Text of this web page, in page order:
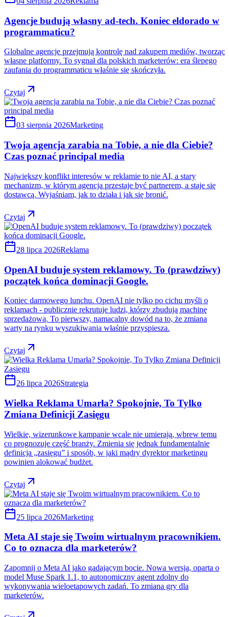
Agencje budują własny ad-tech. Koniec eldorado w
programmaticu?
Globalne agencje przejmują kontrolę nad zakupem mediów, tworząc
własne platformy. To sygnał dla polskich marketerów: era ślepego
zaufania do programmaticu właśnie się skończyła.
Czytaj
03 sierpnia 2026Marketing
Twoja agencja zarabia na Tobie, a nie dla Ciebie?
Czas poznać principal media
Największy konflikt interesów w reklamie to nie AI, a stary
mechanizm, w którym agencja przestaje być partnerem, a staje się
dostawcą. Wyjaśniam, jak to działa i jak się bronić.
Czytaj
28 lipca 2026Reklama
OpenAI buduje system reklamowy. To (prawdziwy)
początek końca dominacji Google.
Koniec darmowego lunchu. OpenAI nie tylko po cichu myśli o
reklamach - publicznie rekrutuje ludzi, którzy zbudują machinę
sprzedażową. To pierwszy, namacalny dowód na to, że zmiana
warty na rynku wyszukiwania właśnie przyspiesza.
Czytaj
26 lipca 2026Strategia
Wielka Reklama Umarła? Spokojnie, To Tylko
Zmiana Definicji Zasięgu
Wielkie, wizerunkowe kampanie wcale nie umierają, wbrew temu
co prognozuje część branży. Zmienia się jednak fundamentalnie
definicja „zasięgu” i sposób, w jaki mądry dyrektor marketingu
powinien alokować budżet.
Czytaj
25 lipca 2026Marketing
Meta AI staje się Twoim wirtualnym pracownikiem.
Co to oznacza dla marketerów?
Zapomnij o Meta AI jako gadającym bocie. Nowa wersja, oparta o
model Muse Spark 1.1, to autonomiczny agent zdolny do
wykonywania wieloetapowych zadań. To zmiana gry dla
marketerów.